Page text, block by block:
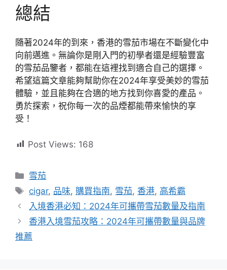
總結
隨著2024年的到來，香港的雪茄市場在不斷變化中
向前邁進。無論你是剛入門的初學者還是經驗豐富
的雪茄品鑒者，都能在這裡找到適合自己的選擇。
希望這篇文章能夠幫助你在2024年享受美妙的雪茄
體驗，並且能夠在合適的地方找到你喜愛的產品。
勇於探索，祝你每一次的品煙都能帶來愉快的享
受！
Post Views: 168
分
類
雪茄
標
籤
cigar, 品味, 購買指南, 雪茄, 香港, 高希霸
入境香港必知：2024年可攜帶雪茄數量及指南
香港入境雪茄攻略：2024年可攜帶數量與品牌
推薦